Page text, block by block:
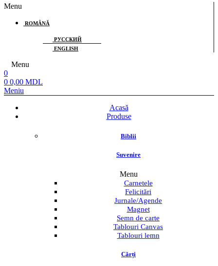
Menu
ROMÂNĂ
РУССКИЙ
ENGLISH
Menu
0
0 0,00 MDL
Meniu
Acasă
Produse
Biblii
Suvenire
Menu
Carnetele
Felicitări
Jurnale/Agende
Magnet
Semn de carte
Tablouri Canvas
Tablouri lemn
Cărți